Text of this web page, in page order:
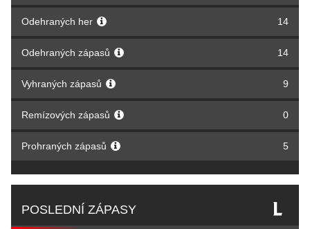
Odehraných her 14
Odehraných zápasů 14
Vyhraných zápasů 9
Remízových zápasů 0
Prohraných zápasů 5
POSLEDNÍ ZÁPASY